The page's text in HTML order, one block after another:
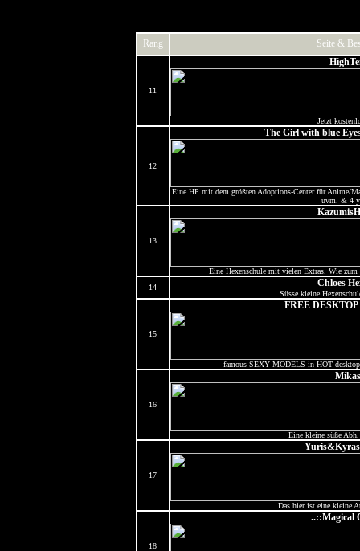
Rang Seite &
11
Jetzt
12
The Girl with blue
Eine HP mit dem größten Adoptions-Center für Anime/
uvm. & 4
13
Eine Hexenschule mit vielen Extras. Wie zum
14
Chloes
Süsse kleine
15
FREE
famous SEXY MODELS in HOT
16
Eine kleine süße
17
Das hier ist eine kleine
18
..::Magical